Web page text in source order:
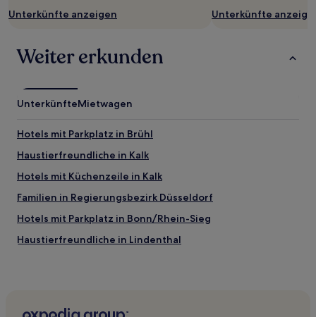
Unterkünfte anzeigen Unterkünfte
Weiter erkunden
UnterkünfteMietwagen
Hotels mit Parkplatz in Brühl
Haustierfreundliche in Kalk
Hotels mit Küchenzeile in Kalk
Familien in Regierungsbezirk Düsseldorf
Hotels mit Parkplatz in Bonn/Rhein-Sieg
Haustierfreundliche in Lindenthal